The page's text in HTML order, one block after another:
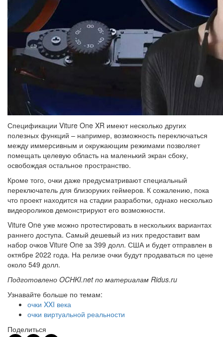
Спецификации Viture One XR имеют несколько других
полезных функций – например, возможность переключаться
между иммерсивным и окружающим режимами позволяет
помещать целевую область на маленький экран сбоку,
освобождая остальное пространство.
Кроме того, очки даже предусматривают специальный
переключатель для близоруких геймеров. К сожалению, пока
что проект находится на стадии разработки, однако несколько
видеороликов демонстрируют его возможности.
Viture One уже можно протестировать в нескольких вариантах
раннего доступа. Самый дешевый из них предоставит вам
набор очков Viture One за 399 долл. США и будет отправлен в
октябре 2022 года. На релизе очки будут продаваться по цене
около 549 долл.
Подготовлено OCHKI.net по материалам Ridus.ru
Узнавайте больше по темам:
очки XXI века
очки виртуальной реальности
Поделиться